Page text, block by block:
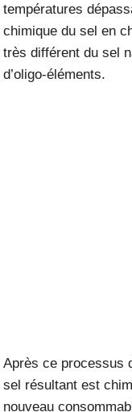
températures
chimique du sel en
très différent du sel
d’oligo-éléments.
Après ce processus
sel résultant est
nouveau